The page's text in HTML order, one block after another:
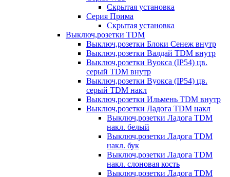
Скрытая установка
Серия Прима
Скрытая установка
Выключ,розетки TDM
Выключ,розетки Блоки Сенеж внутр
Выключ,розетки Валдай TDM внутр
Выключ,розетки Вуокса (IP54) цв.
серый TDM внутр
Выключ,розетки Вуокса (IP54) цв.
серый TDM накл
Выключ,розетки Ильмень TDM внутр
Выключ,розетки Ладога TDM накл
Выключ,розетки Ладога TDM
накл. белый
Выключ,розетки Ладога TDM
накл. бук
Выключ,розетки Ладога TDM
накл. слоновая кость
Выключ,розетки Ладога TDM